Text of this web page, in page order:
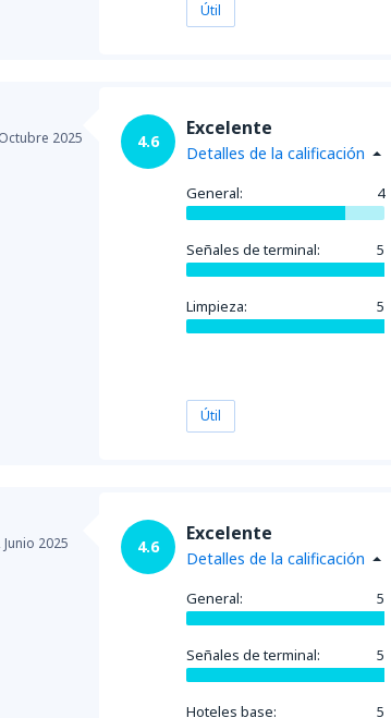
Útil
2025 4.6
Excelente
Detalles de la calificación
General: 4
Señales de terminal: 5
Limpieza: 5
Útil
Junio 2025 4.6
Excelente
Detalles de la calificación
General: 5
Señales de terminal: 5
Hoteles base: 5